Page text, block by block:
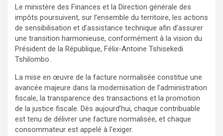
Le ministère des Finances et la Direction générale des
impôts poursuivent, sur l’ensemble du territoire, les actions
de sensibilisation et d’assistance technique afin d’assurer
une transition harmonieuse, conformément à la vision du
Président de la République, Félix-Antoine Tshisekedi
Tshilombo.
La mise en œuvre de la facture normalisée constitue une
avancée majeure dans la modernisation de l’administration
fiscale, la transparence des transactions et la promotion
de la justice fiscale. Dès aujourd’hui, chaque contribuable
est tenu de délivrer une facture normalisée, et chaque
consommateur est appelé à l’exiger.